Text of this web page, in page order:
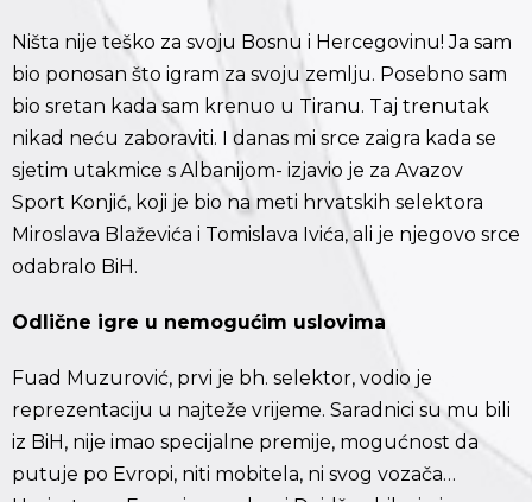
Ništa nije teško za svoju Bosnu i Hercegovinu! Ja sam
bio ponosan što igram za svoju zemlju. Posebno sam
bio sretan kada sam krenuo u Tiranu. Taj trenutak
nikad neću zaboraviti. I danas mi srce zaigra kada se
sjetim utakmice s Albanijom- izjavio je za Avazov
Sport Konjić, koji je bio na meti hrvatskih selektora
Miroslava Blaževića i Tomislava Ivića, ali je njegovo srce
odabralo BiH.
Odlične igre u nemogućim uslovima
Fuad Muzurović, prvi je bh. selektor, vodio je
reprezentaciju u najteže vrijeme. Saradnici su mu bili
iz BiH, nije imao specijalne premije, mogućnost da
putuje po Evropi, niti mobitela, ni svog vozača…